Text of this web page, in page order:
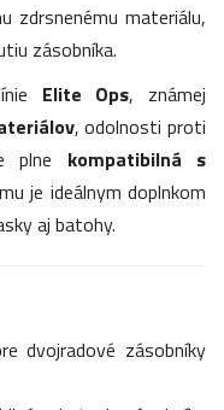
zdrsnenému materiálu,
zásobníka.
Elite Ops, známej
, odolnosti proti
plne kompatibilná s
je ideálnym doplnkom
aj batohy.
dvojradové zásobníky